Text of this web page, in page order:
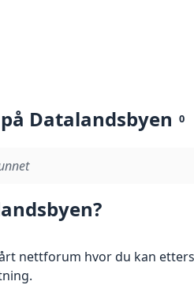
Datalandsbyen 0
nettforum hvor du kan